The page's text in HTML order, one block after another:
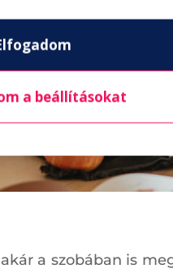
a szobában is
a beállításokat